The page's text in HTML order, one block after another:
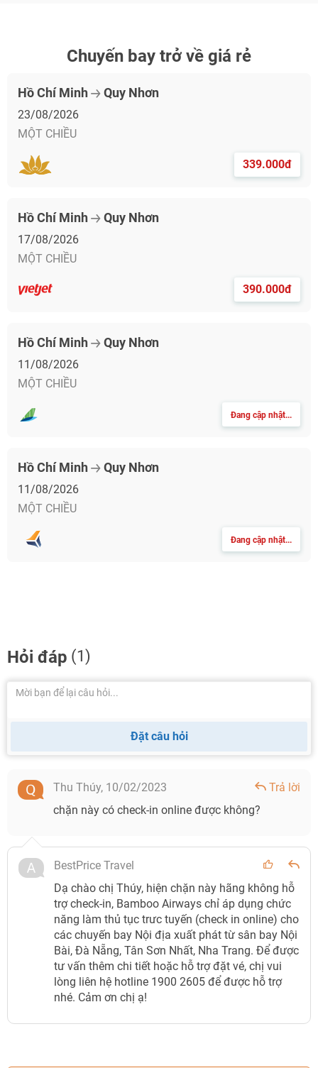
Chuyến bay trở về giá rẻ
Hồ Chí Minh Quy Nhơn
23/08/2026
MỘT CHIỀU
339.000đ
Hồ Chí Minh Quy Nhơn
17/08/2026
MỘT CHIỀU
390.000đ
Hồ Chí Minh Quy Nhơn
11/08/2026
MỘT CHIỀU
Đang cập nhật...
Hồ Chí Minh Quy Nhơn
11/08/2026
MỘT CHIỀU
Đang cập nhật...
Hỏi đáp (1)
Đặt câu hỏi
Thu Thúy, 10/02/2023
Trả lời
chặn này có check-in online được không?
BestPrice Travel
Dạ chào chị Thúy, hiện chặn này hãng không hỗ
trợ check-in, Bamboo Airways chỉ áp dụng chức
năng làm thủ tục trưc tuyến (check in online) cho
các chuyến bay Nội địa xuất phát từ sân bay Nội
Bài, Đà Nẵng, Tân Sơn Nhất, Nha Trang. Để được
tư vấn thêm chi tiết hoặc hỗ trợ đặt vé, chị vui
lòng liên hệ hotline 1900 2605 để được hỗ trợ
nhé. Cảm ơn chị ạ!